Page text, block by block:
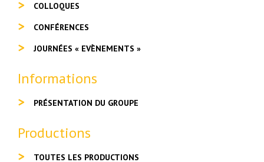
COLLOQUES
CONFÉRENCES
JOURNÉES « EVÈNEMENTS »
Informations
PRÉSENTATION DU GROUPE
Productions
TOUTES LES PRODUCTIONS